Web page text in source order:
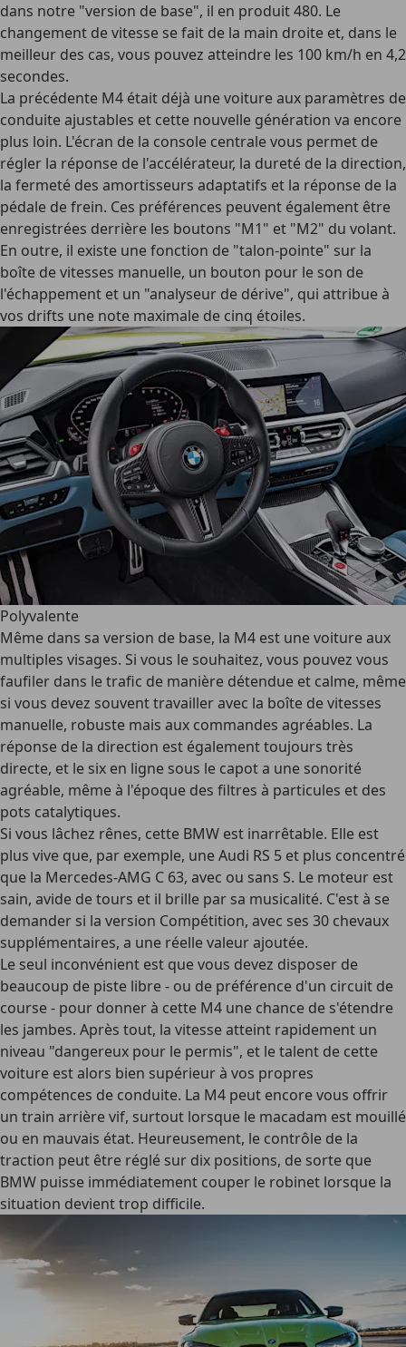
dans notre "version de base", il en produit 480. Le
changement de vitesse se fait de la main droite et, dans le
meilleur des cas, vous pouvez atteindre les 100 km/h en 4,2
secondes.
La précédente M4 était déjà une voiture aux paramètres de
conduite ajustables et cette nouvelle génération va encore
plus loin. L'écran de la console centrale vous permet de
régler la réponse de l'accélérateur, la dureté de la direction,
la fermeté des amortisseurs adaptatifs et la réponse de la
pédale de frein. Ces préférences peuvent également être
enregistrées derrière les boutons "M1" et "M2" du volant.
En outre, il existe une fonction de "talon-pointe" sur la
boîte de vitesses manuelle, un bouton pour le son de
l'échappement et un "analyseur de dérive", qui attribue à
vos drifts une note maximale de cinq étoiles.
Polyvalente
Même dans sa version de base, la M4 est une voiture aux
multiples visages. Si vous le souhaitez, vous pouvez vous
faufiler dans le trafic de manière détendue et calme, même
si vous devez souvent travailler avec la boîte de vitesses
manuelle, robuste mais aux commandes agréables. La
réponse de la direction est également toujours très
directe, et le six en ligne sous le capot a une sonorité
agréable, même à l'époque des filtres à particules et des
pots catalytiques.
Si vous lâchez rênes, cette BMW est inarrêtable. Elle est
plus vive que, par exemple, une Audi RS 5 et plus concentré
que la Mercedes-AMG C 63, avec ou sans S. Le moteur est
sain, avide de tours et il brille par sa musicalité. C'est à se
demander si la version Compétition, avec ses 30 chevaux
supplémentaires, a une réelle valeur ajoutée.
Le seul inconvénient est que vous devez disposer de
beaucoup de piste libre - ou de préférence d'un circuit de
course - pour donner à cette M4 une chance de s'étendre
les jambes. Après tout, la vitesse atteint rapidement un
niveau "dangereux pour le permis", et le talent de cette
voiture est alors bien supérieur à vos propres
compétences de conduite. La M4 peut encore vous offrir
un train arrière vif, surtout lorsque le macadam est mouillé
ou en mauvais état. Heureusement, le contrôle de la
traction peut être réglé sur dix positions, de sorte que
BMW puisse immédiatement couper le robinet lorsque la
situation devient trop difficile.